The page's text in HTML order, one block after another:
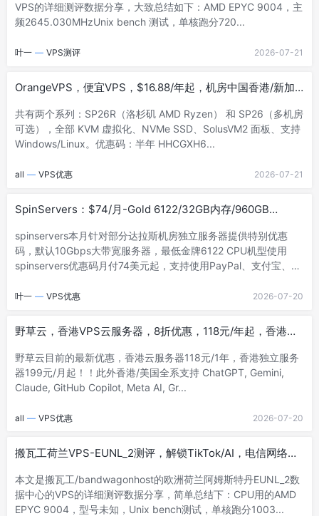
VPS的详细测评数据分享，大致总结如下：AMD EPYC 9004，主
频2645.030MHzUnix bench 测试，单核跑分720...
叶一 — VPS测评 2026-07-21
OrangeVPS，便宜VPS，$16.88/年起，机房中国香港/新加
共有两个系列：SP26R（洛杉矶 AMD Ryzen） 和 SP26（多机房
可选），全部 KVM 虚拟化、NVMe SSD、SolusVM2 面板、支持
Windows/Linux。优惠码：半年 HHCGXH6...
all — VPS优惠 2026-07-21
SpinServers：$74/月-Gold 6122/32GB内存/960GB
spinservers本月针对部分达拉斯机房独立服务器提供特别优惠
码，默认10Gbps大带宽服务器，最低金牌6122 CPU机型使用
spinservers优惠码月付74美元起，支持使用PayPal、支付宝、信
叶一 — VPS优惠 2026-07-20
野草云，香港VPS云服务器，8折优惠，118元/年起，香港物
野草云目前的最新优惠，香港云服务器118元/1年，香港独立服务
器199元/月起！！此外香港/美国全系支持 ChatGPT, Gemini,
Claude, GitHub Copilot, Meta AI, Gr...
all — VPS优惠 2026-07-20
搬瓦工荷兰VPS-EUNL_2测评，解锁TikTok/AI，电信网络需
本文是搬瓦工/bandwagonhost的欧洲荷兰阿姆斯特丹EUNL_2数
据中心的VPS的详细测评数据分享，简单总结下：CPU用的AMD
EPYC 9004，型号未知，Unix bench测试，单核跑分1003...